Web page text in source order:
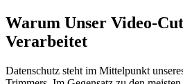
Warum Unser Video-
Verarbeitet
Datenschutz steht im Mittelpunkt